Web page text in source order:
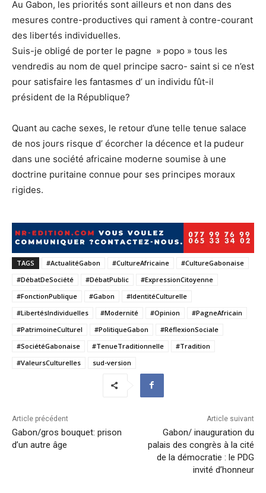
Au Gabon, les priorités sont ailleurs et non dans des
mesures contre-productives qui rament à contre-courant
des libertés individuelles.
Suis-je obligé de porter le pagne » popo » tous les
vendredis au nom de quel principe sacro- saint si ce n’est
pour satisfaire les fantasmes d’ un individu fût-il
président de la République?
Quant au cache sexes, le retour d’une telle tenue salace
de nos jours risque d’ écorcher la décence et la pudeur
dans une société africaine moderne soumise à une
doctrine puritaine connue pour ses principes moraux
rigides.
TAGS #ActualitéGabon #CultureAfricaine
#CultureGabonaise
#DébatDeSociété
#DébatPublic
#ExpressionCitoyenne
#FonctionPublique
#Gabon
#IdentitéCulturelle
#LibertésIndividuelles
#Modernité #Opinion
#PagneAfricain
#PatrimoineCulturel
#PolitiqueGabon
#RéflexionSociale
#SociétéGabonaise
#TenueTraditionnelle
#Tradition
#ValeursCulturelles
sud-version
Article précédent
Gabon/gros bouquet: prison
d’un autre âge
Article suivant
Gabon/ inauguration du
palais des congrès à la cité
de la démocratie : le PDG
invité d’honneur